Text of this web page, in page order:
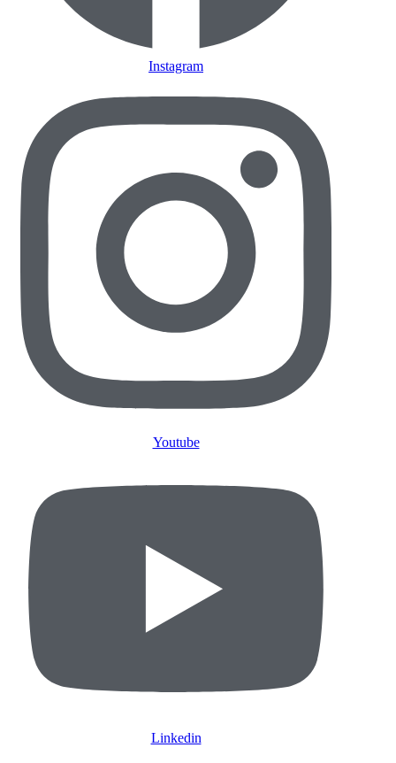
Instagram
Youtube
Linkedin